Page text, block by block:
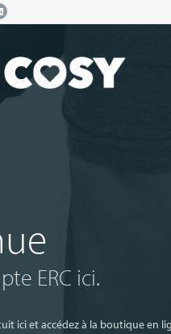
ERC ici.
ici et accédez à la boutique en